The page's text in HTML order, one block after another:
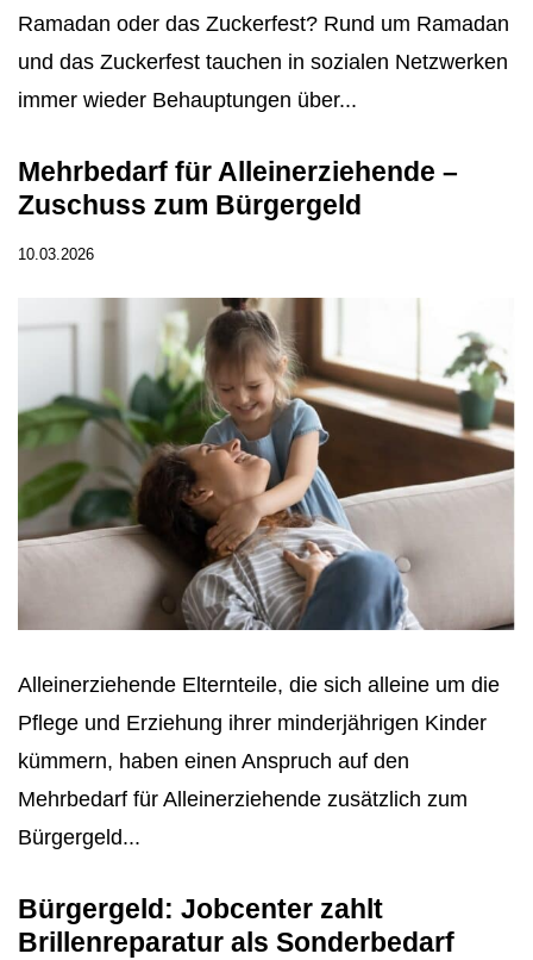
Ramadan oder das Zuckerfest? Rund um Ramadan
und das Zuckerfest tauchen in sozialen Netzwerken
immer wieder Behauptungen über...
Mehrbedarf für Alleinerziehende –
Zuschuss zum Bürgergeld
10.03.2026
Alleinerziehende Elternteile, die sich alleine um die
Pflege und Erziehung ihrer minderjährigen Kinder
kümmern, haben einen Anspruch auf den
Mehrbedarf für Alleinerziehende zusätzlich zum
Bürgergeld...
Bürgergeld: Jobcenter zahlt
Brillenreparatur als Sonderbedarf